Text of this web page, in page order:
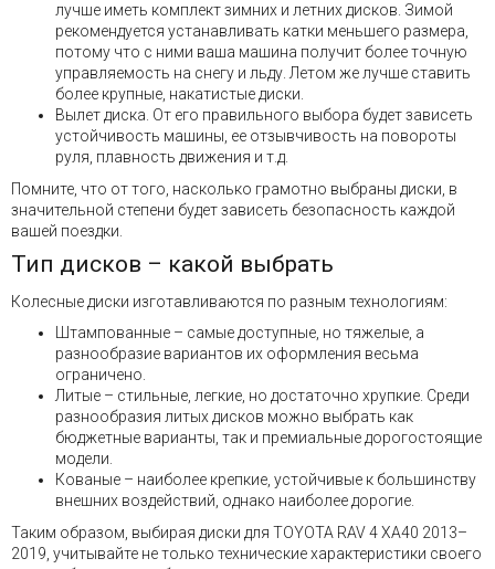
лучше иметь комплект зимних и летних дисков. Зимой
рекомендуется устанавливать катки меньшего размера,
потому что с ними ваша машина получит более точную
управляемость на снегу и льду. Летом же лучше ставить
более крупные, накатистые диски.
Вылет диска. От его правильного выбора будет зависеть
устойчивость машины, ее отзывчивость на повороты
руля, плавность движения и т.д.
Помните, что от того, насколько грамотно выбраны диски, в
значительной степени будет зависеть безопасность каждой
вашей поездки.
Тип дисков – какой выбрать
Колесные диски изготавливаются по разным технологиям:
Штампованные – самые доступные, но тяжелые, а
разнообразие вариантов их оформления весьма
ограничено.
Литые – стильные, легкие, но достаточно хрупкие. Среди
разнообразия литых дисков можно выбрать как
бюджетные варианты, так и премиальные дорогостоящие
модели.
Кованые – наиболее крепкие, устойчивые к большинству
внешних воздействий, однако наиболее дорогие.
Таким образом, выбирая диски для TOYOTA RAV 4 XA40 2013–
2019, учитывайте не только технические характеристики своего